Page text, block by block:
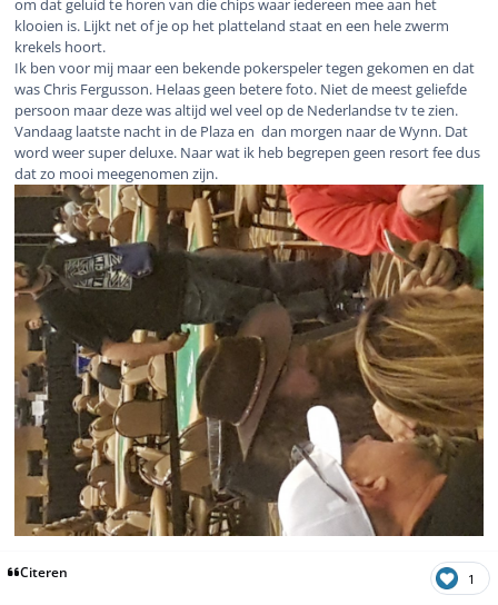
om dat geluid te horen van die chips waar iedereen mee aan het
klooien is. Lijkt net of je op het platteland staat en een hele zwerm
krekels hoort.
Ik ben voor mij maar een bekende pokerspeler tegen gekomen en dat
was Chris Fergusson. Helaas geen betere foto. Niet de meest geliefde
persoon maar deze was altijd wel veel op de Nederlandse tv te zien.
Vandaag laatste nacht in de Plaza en dan morgen naar de Wynn. Dat
word weer super deluxe. Naar wat ik heb begrepen geen resort fee dus
dat zo mooi meegenomen zijn.
Citeren 1